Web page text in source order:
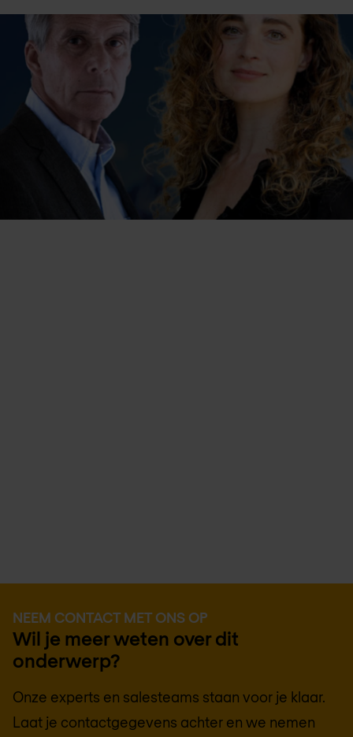
NEEM CONTACT MET ONS OP
Wil je meer weten over dit
onderwerp?
Onze experts en salesteams staan voor je klaar.
Laat je contactgegevens achter en we nemen